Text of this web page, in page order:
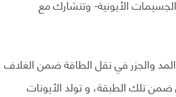
الأيونية- وتتشارك مع
والجزر في نقل الطاقة ضمن الغلاف
ضمن تلك الطبقة، و تولد الأيونات